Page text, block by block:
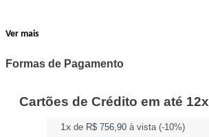
Ver mais
Formas de Pagamento
Cartões de Crédito em até 12x
1x de R$ 756,90 à vista (-10%)